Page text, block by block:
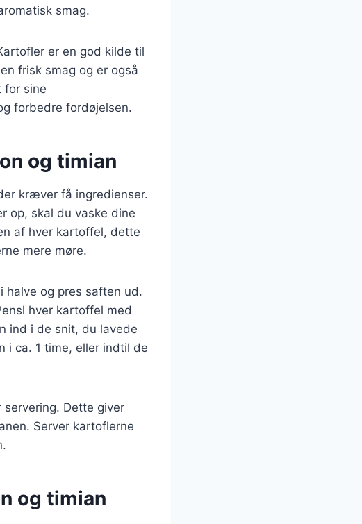
smag.
er en god kilde til
frisk smag og er også
for sine
forbedre fordøjelsen.
og timian
kræver få ingredienser.
op, skal du vaske dine
af hver kartoffel, dette
mere møre.
og pres saften ud.
hver kartoffel med
ind i de snit, du lavede
i ca. 1 time, eller indtil de
Dette giver
Server kartoflerne
og timian